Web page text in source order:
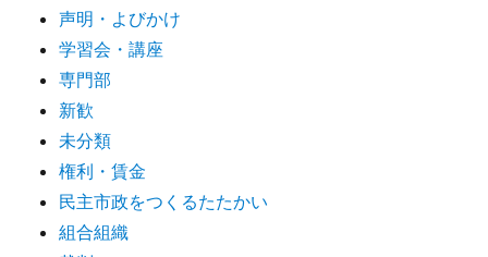
声明・よびかけ
学習会・講座
専門部
新歓
未分類
権利・賃金
民主市政をつくるたたかい
組合組織